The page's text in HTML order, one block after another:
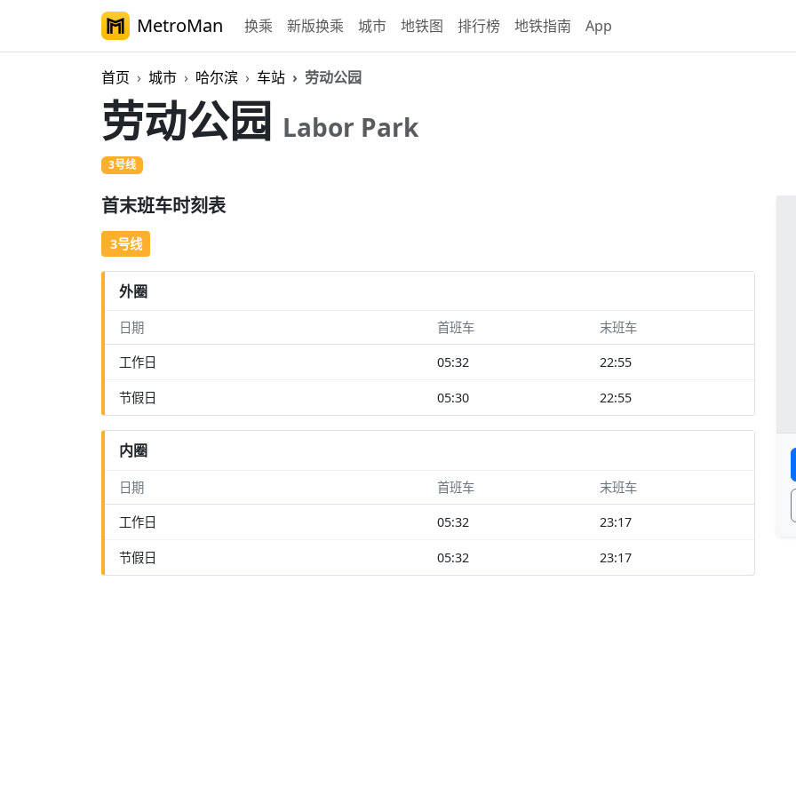
MetroMan 换乘 新版换乘 城市 地铁图 排行榜 地铁指南 App
首页 城市 哈尔滨 车站 劳动公园
劳动公园 Labor Park
3号线
首末班车时刻表
3号线
外圈
日期 首班车 末班车
工作日 05:32 22:55
节假日 05:30 22:55
内圈
日期 首班车 末班车
工作日 05:32 23:17
节假日 05:32 23:17